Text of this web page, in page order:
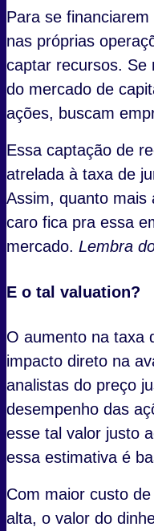
Para se
nas próprias
captar recursos. Se
do mercado de
ações, buscam
Essa captação de
atrelada à taxa de
Assim, quanto mais
caro fica pra essa
mercado. Lembra
E o tal valuation?
O aumento na taxa
impacto direto na
analistas do preço
desempenho das
esse tal valor justo
essa estimativa é
Com maior custo
alta, o valor do